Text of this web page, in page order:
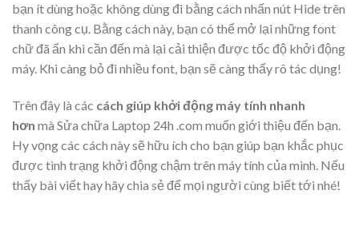
bạn ít dùng hoặc không dùng đi bằng cách nhấn nút Hide trên
thanh công cụ. Bằng cách này, bạn có thể mở lại những font
chữ đã ẩn khi cần đến mà lại cải thiện được tốc độ khởi động
máy. Khi càng bỏ đi nhiều font, bạn sẽ càng thấy rõ tác dụng!
Trên đây là các cách giúp khởi động máy tính nhanh
hơn mà Sửa chữa Laptop 24h .com muốn giới thiệu đến bạn.
Hy vọng các cách này sẽ hữu ích cho bạn giúp bạn khắc phục
được tình trạng khởi động chậm trên máy tính của mình. Nếu
thấy bài viết hay hãy chia sẻ để mọi người cùng biết tới nhé!